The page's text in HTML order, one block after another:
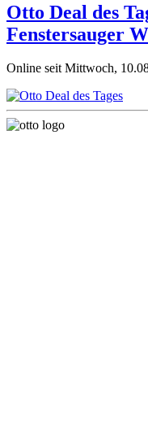
Otto Deal des
Fenstersauger
Online seit Mittwoch,